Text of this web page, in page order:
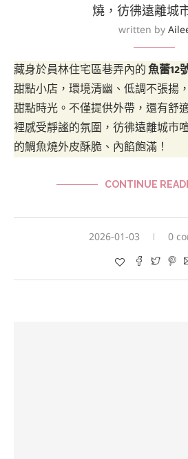
燒，彷彿遠離城
written by
藏身於員林住宅區巷弄內的魚蕾12
甜點小店，環境清幽、低調不張揚
甜點時光。不僅提供外帶，還有舒
裡感受靜謐的氛圍，彷彿遠離城市
的鯛魚燒外皮酥脆、內餡飽滿！
CONTINUE
2026-01-03 0